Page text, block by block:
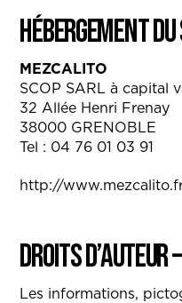
Hébergement
MEZCALITO
SCOP SARL à capital
32 Allée Henri Frenay
38000 GRENOBLE
Tel : 04 76 01 03 91
http://
Droits d’auteur
Les informations,